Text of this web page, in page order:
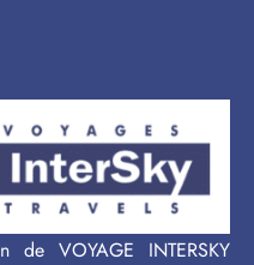
de VOYAGE INTERSKY